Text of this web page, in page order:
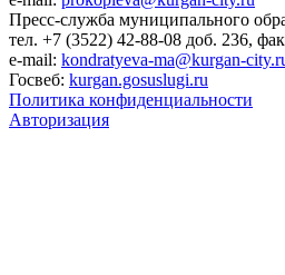
Пресс-служба муниципального
тел. +7 (3522) 42-88-08 доб. 236,
e-mail: kondratyeva-ma@kurgan-
Госвеб: kurgan.gosuslugi.ru
Политика конфиденциальности
Авторизация